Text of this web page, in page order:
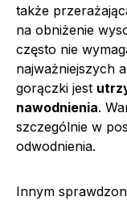
także
na obniżenie
często nie
najważniejszych
gorączki jest
nawodnienia.
szczególnie w
odwodnienia.
Innym